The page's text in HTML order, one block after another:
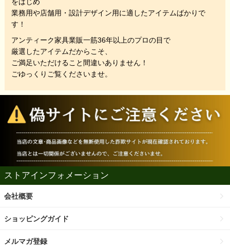
をはじめ
業務用や店舗用・設計デザイン用に適したアイテムばかりで
す！
アンティーク家具業販一筋36年以上のプロの目で
厳選したアイテムだからこそ、
ご満足いただけること間違いありません！
ごゆっくりご覧くださいませ。
ストアインフォメーション
会社概要
ショッピングガイド
メルマガ登録